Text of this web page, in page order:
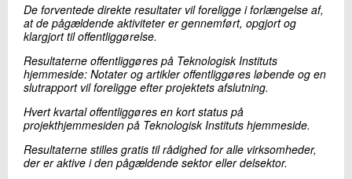
De forventede direkte resultater vil foreligge i forlængelse af,
at de pågældende aktiviteter er gennemført, opgjort og
klargjort til offentliggørelse.
Resultaterne offentliggøres på Teknologisk Instituts
hjemmeside: Notater og artikler offentliggøres løbende og en
slutrapport vil foreligge efter projektets afslutning.
Hvert kvartal offentliggøres en kort status på
projekthjemmesiden på Teknologisk Instituts hjemmeside.
Resultaterne stilles gratis til rådighed for alle virksomheder,
der er aktive i den pågældende sektor eller delsektor.